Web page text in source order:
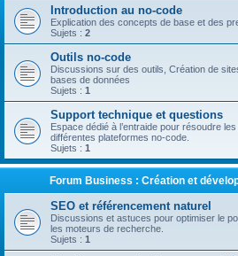
Introduction au no-code
Explication des concepts de base et des
Sujets : 2
Outils no-code
Discussions sur des outils, Création de
bases de données
Sujets : 1
Support technique et questions
Espace dédié à l’entraide pour résoudre
différentes plateformes no-code.
Sujets : 1
Forum Business : Création et
SEO et référencement naturel
Discussions et astuces pour optimiser le
les moteurs de recherche.
Sujets : 1